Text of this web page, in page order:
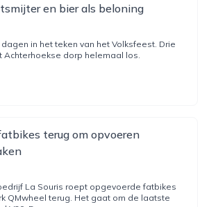
en bier als beloning
in het teken van het Volksfeest. Drie
Achterhoekse dorp helemaal los.
terug om opvoeren
La Souris roept opgevoerde fatbikes
QMwheel terug. Het gaat om de laatste